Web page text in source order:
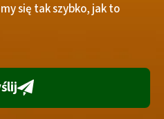
się tak szybko, jak to